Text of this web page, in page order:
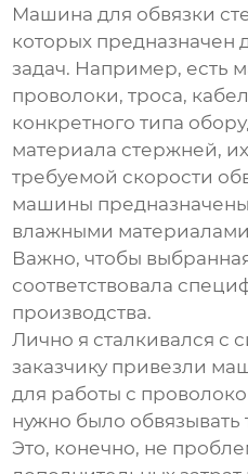
Машина для обвязки
которых предназначен
задач. Например, есть
проволоки, троса,
конкретного типа
материала стержней,
требуемой скорости
машины
влажными
Важно, чтобы
соответствовала
производства.
Лично я сталкивался с
заказчику привезли
для работы с
нужно было
Это, конечно, не